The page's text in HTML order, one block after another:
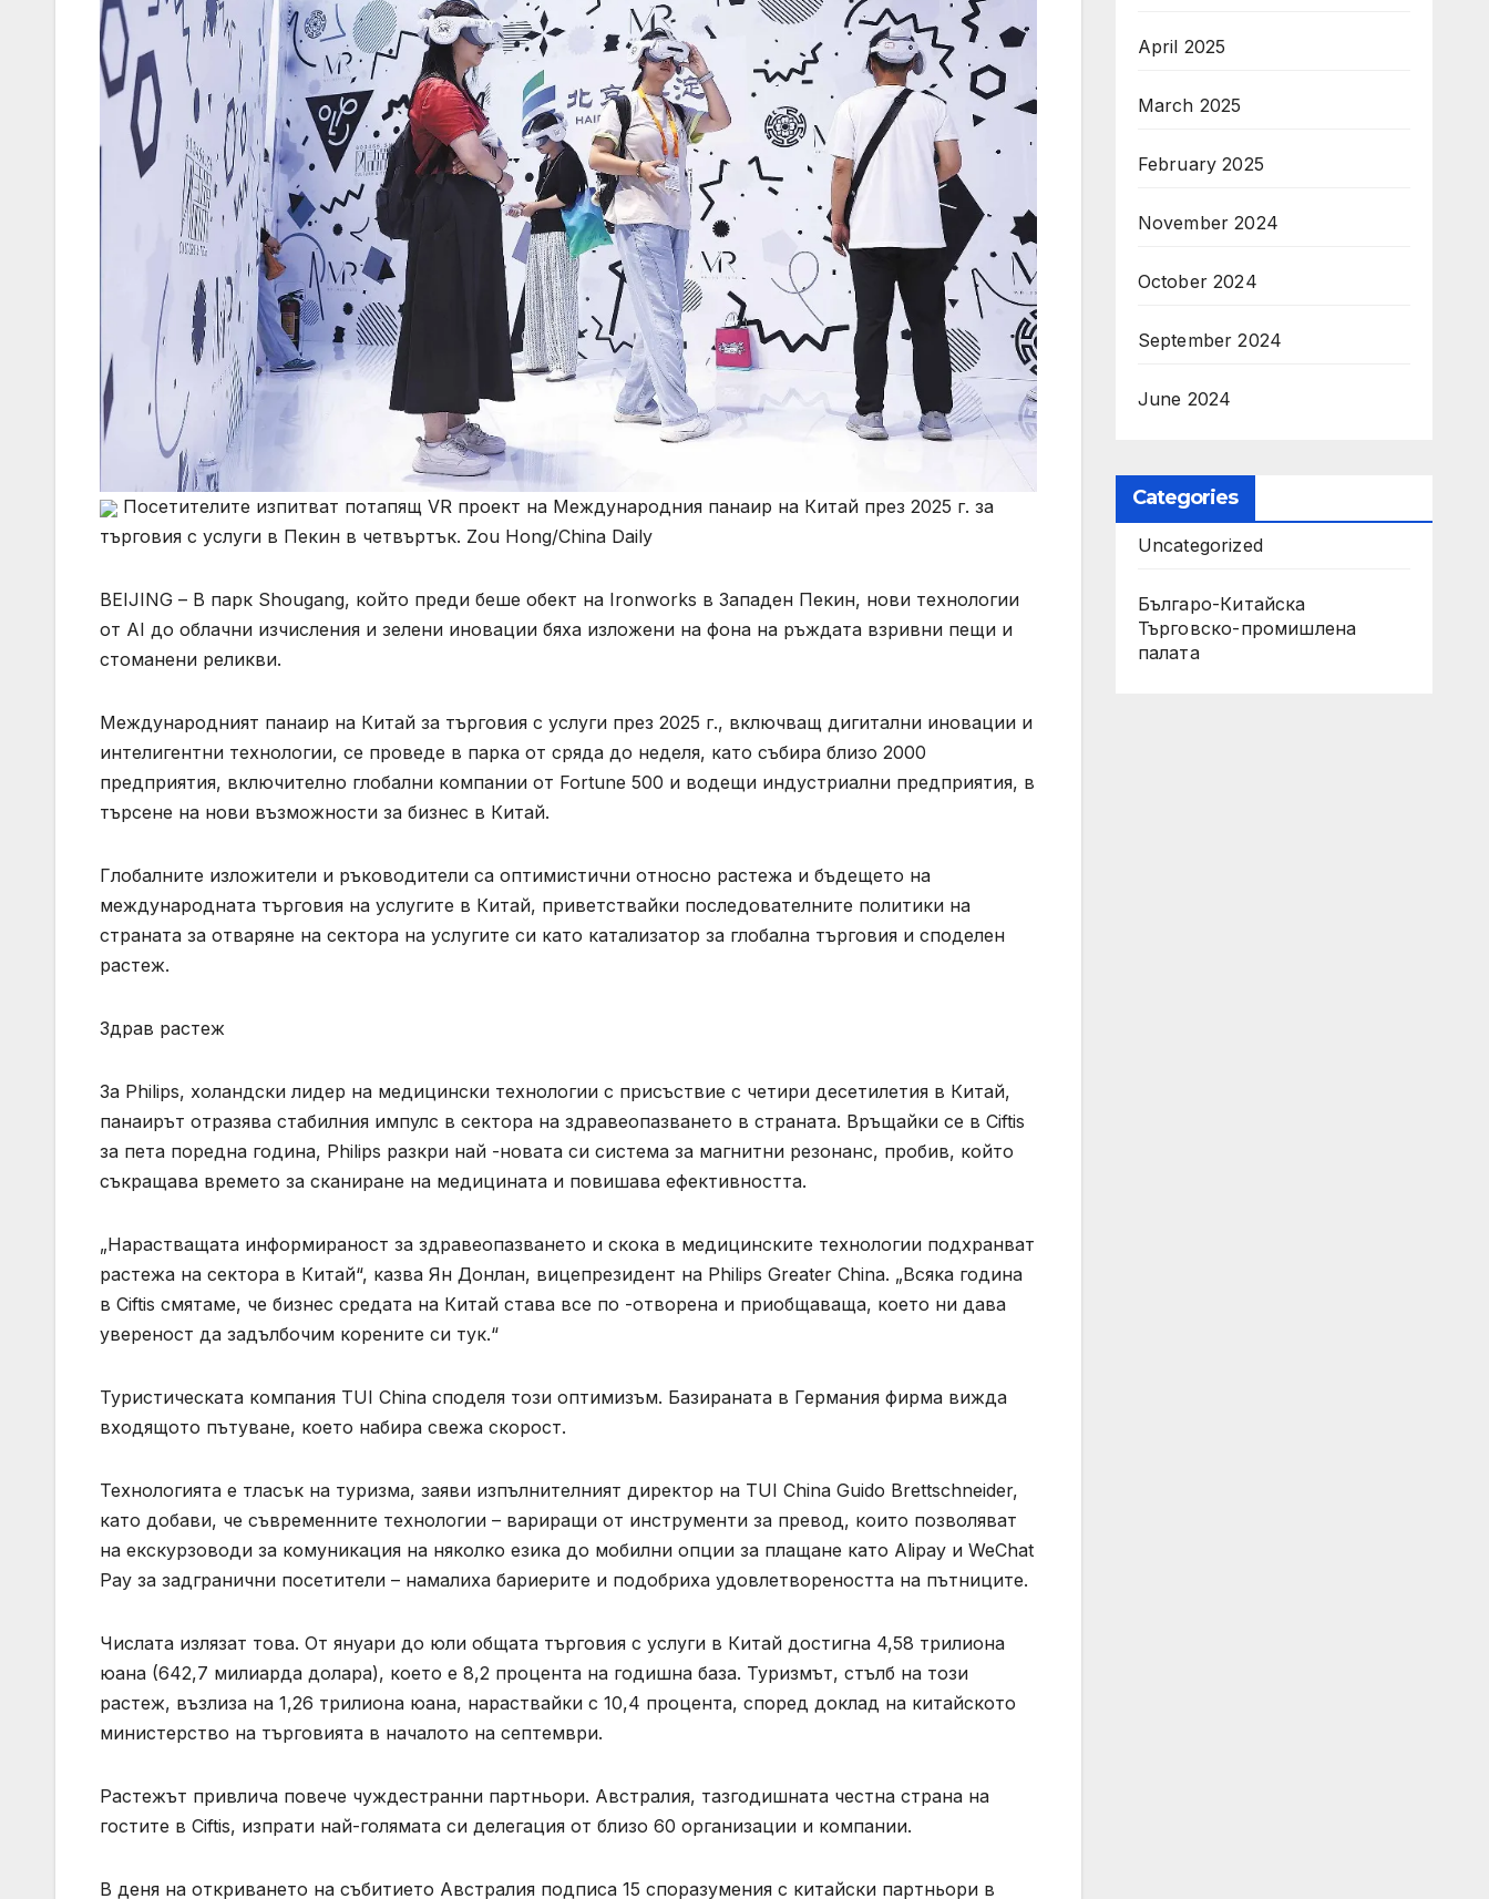
Посетителите изпитват потапящ VR проект на Международния панаир на Китай през 2025 г. за
търговия с услуги в Пекин в четвъртък. Zou Hong/China Daily
BEIJING – В парк Shougang, който преди беше обект на Ironworks в Западен Пекин, нови технологии
от AI до облачни изчисления и зелени иновации бяха изложени на фона на ръждата взривни пещи и
стоманени реликви.
Международният панаир на Китай за търговия с услуги през 2025 г., включващ дигитални иновации и
интелигентни технологии, се проведе в парка от сряда до неделя, като събира близо 2000
предприятия, включително глобални компании от Fortune 500 и водещи индустриални предприятия, в
търсене на нови възможности за бизнес в Китай.
Глобалните изложители и ръководители са оптимистични относно растежа и бъдещето на
международната търговия на услугите в Китай, приветствайки последователните политики на
страната за отваряне на сектора на услугите си като катализатор за глобална търговия и споделен
растеж.
Здрав растеж
За Philips, холандски лидер на медицински технологии с присъствие с четири десетилетия в Китай,
панаирът отразява стабилния импулс в сектора на здравеопазването в страната. Връщайки се в Ciftis
за пета поредна година, Philips разкри най -новата си система за магнитни резонанс, пробив, който
съкращава времето за сканиране на медицината и повишава ефективността.
„Нарастващата информираност за здравеопазването и скока в медицинските технологии подхранват
растежа на сектора в Китай“, казва Ян Донлан, вицепрезидент на Philips Greater China. „Всяка година
в Ciftis смятаме, че бизнес средата на Китай става все по -отворена и приобщаваща, което ни дава
увереност да задълбочим корените си тук.“
Туристическата компания TUI China споделя този оптимизъм. Базираната в Германия фирма вижда
входящото пътуване, което набира свежа скорост.
Технологията е тласък на туризма, заяви изпълнителният директор на TUI China Guido Brettschneider,
като добави, че съвременните технологии – вариращи от инструменти за превод, които позволяват
на екскурзоводи за комуникация на няколко езика до мобилни опции за плащане като Alipay и WeChat
Pay за задгранични посетители – намалиха бариерите и подобриха удовлетвореността на пътниците.
Числата излязат това. От януари до юли общата търговия с услуги в Китай достигна 4,58 трилиона
юана (642,7 милиарда долара), което е 8,2 процента на годишна база. Туризмът, стълб на този
растеж, възлиза на 1,26 трилиона юана, нараствайки с 10,4 процента, според доклад на китайското
министерство на търговията в началото на септември.
Растежът привлича повече чуждестранни партньори. Австралия, тазгодишната честна страна на
гостите в Ciftis, изпрати най-голямата си делегация от близо 60 организации и компании.
В деня на откриването на събитието Австралия подписа 15 споразумения с китайски партньори в
April 2025
March 2025
February 2025
November 2024
October 2024
September 2024
June 2024
Categories
Uncategorized
Българо-Китайска
Търговско-промишлена
палaта